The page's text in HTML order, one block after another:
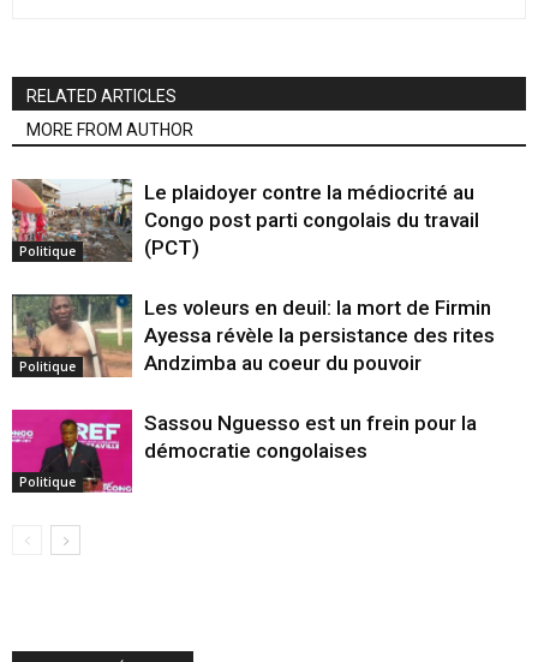
RELATED ARTICLES
MORE FROM AUTHOR
Politique
Le plaidoyer contre la médiocrité au
Congo post parti congolais du travail
(PCT)
Politique
Les voleurs en deuil: la mort de Firmin
Ayessa révèle la persistance des rites
Andzimba au coeur du pouvoir
Politique
Sassou Nguesso est un frein pour la
démocratie congolaises